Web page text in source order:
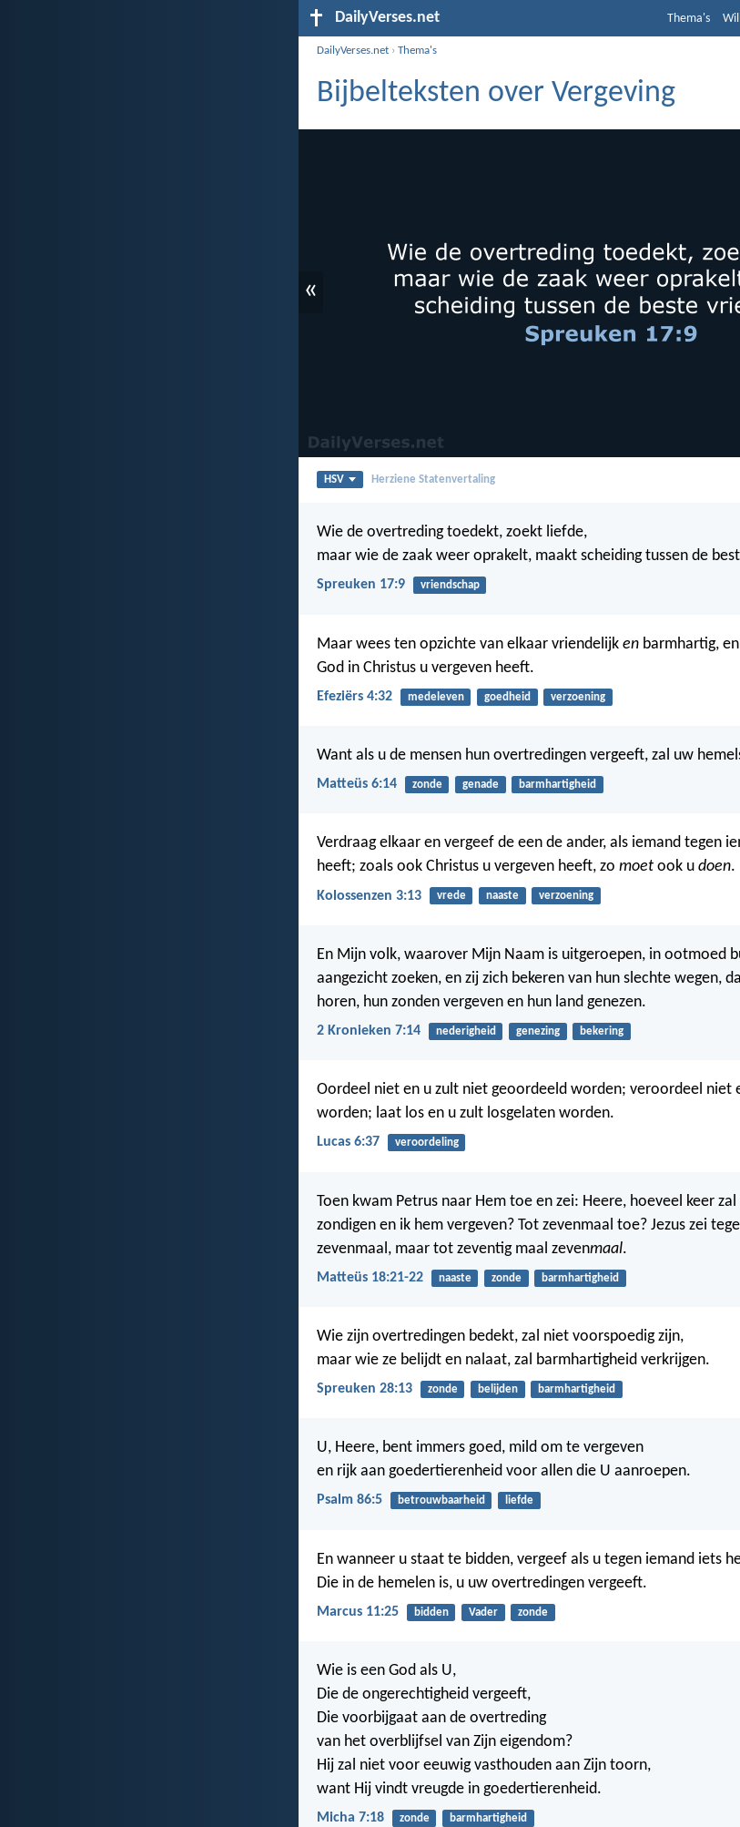
DailyVerses.net Thema's
DailyVerses.net ›Thema's
Bijbelteksten over Vergeving
«
HSV Herziene Statenvertaling
Wie de overtreding toedekt, zoekt liefde,
maar wie de zaak weer oprakelt, maakt scheiding tussen de
Spreuken 17:9 vriendschap
Maar wees ten opzichte van elkaar vriendelijk en barmhartig,
God in Christus u vergeven heeft.
Efeziërs 4:32 medeleven goedheid verzoening
Want als u de mensen hun overtredingen vergeeft, zal uw
Matteüs 6:14 zonde genade barmhartigheid
Verdraag elkaar en vergeef de een de ander, als iemand tegen
heeft; zoals ook Christus u vergeven heeft, zo moet ook u doen.
Kolossenzen 3:13 vrede naaste verzoening
En Mijn volk, waarover Mijn Naam is uitgeroepen, in ootmoed
aangezicht zoeken, en zij zich bekeren van hun slechte wegen,
horen, hun zonden vergeven en hun land genezen.
2 Kronieken 7:14 nederigheid genezing bekering
Oordeel niet en u zult niet geoordeeld worden; veroordeel niet
worden; laat los en u zult losgelaten worden.
Lucas 6:37 veroordeling
Toen kwam Petrus naar Hem toe en zei: Heere, hoeveel keer
zondigen en ik hem vergeven? Tot zevenmaal toe? Jezus zei
zevenmaal, maar tot zeventig maal zevenmaal.
Matteüs 18:21-22 naaste zonde barmhartigheid
Wie zijn overtredingen bedekt, zal niet voorspoedig zijn,
maar wie ze belijdt en nalaat, zal barmhartigheid verkrijgen.
Spreuken 28:13 zonde belijden barmhartigheid
U, Heere, bent immers goed, mild om te vergeven
en rijk aan goedertierenheid voor allen die U aanroepen.
Psalm 86:5 betrouwbaarheid liefde
En wanneer u staat te bidden, vergeef als u tegen iemand iets
Die in de hemelen is, u uw overtredingen vergeeft.
Marcus 11:25 bidden Vader zonde
Wie is een God als U,
Die de ongerechtigheid vergeeft,
Die voorbijgaat aan de overtreding
van het overblijfsel van Zijn eigendom?
Hij zal niet voor eeuwig vasthouden aan Zijn toorn,
want Hij vindt vreugde in goedertierenheid.
Micha 7:18 zonde barmhartigheid